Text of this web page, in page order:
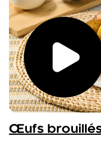
Œufs